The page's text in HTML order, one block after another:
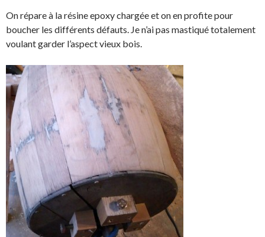
On répare à la résine epoxy chargée et on en profite pour
boucher les différents défauts. Je n’ai pas mastiqué totalement
voulant garder l’aspect vieux bois.